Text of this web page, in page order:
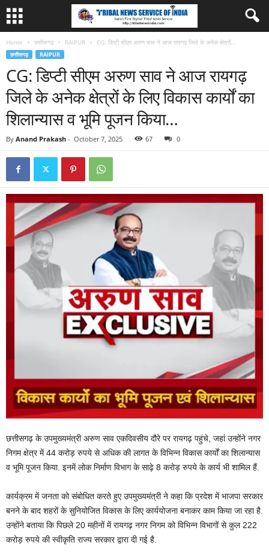
Home छत्तीसगढ़ RAIPUR CG: डिप्टी सीएम अरुण साव ने आज रायगढ़ जिले के अनेक क्षेत्रों...
छत्तीसगढ़ RAIPUR
CG: डिप्टी सीएम अरुण साव ने आज रायगढ़
जिले के अनेक क्षेत्रों के लिए विकास कार्यों का
शिलान्यास व भूमि पूजन किया…
By Anand Prakash - October 7, 2025 67 0
छत्तीसगढ़ के उपमुख्यमंत्री अरुण साव एकदिवसीय दौरे पर रायगढ़ पहुंचे, जहां उन्होंने नगर
निगम क्षेत्र में 44 करोड़ रुपये से अधिक की लागत के विभिन्न विकास कार्यों का शिलान्यास
व भूमि पूजन किया. इनमें लोक निर्माण विभाग के साढ़े 8 करोड़ रुपये के कार्य भी शामिल हैं.
कार्यक्रम में जनता को संबोधित करते हुए उपमुख्यमंत्री ने कहा कि प्रदेश में भाजपा सरकार
बनने के बाद शहरों के सुनियोजित विकास के लिए कार्ययोजना बनाकर काम किया जा रहा है.
उन्होंने बताया कि पिछले 20 महीनों में रायगढ़ नगर निगम को विभिन्न विभागों से कुल 222
करोड़ रुपये की स्वीकृति राज्य सरकार द्वारा दी गई है.